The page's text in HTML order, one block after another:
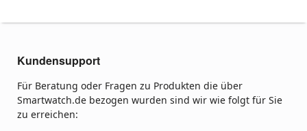
Kundensupport
Für Beratung oder Fragen zu Produkten die über
Smartwatch.de bezogen wurden sind wir wie folgt für Sie
zu erreichen: